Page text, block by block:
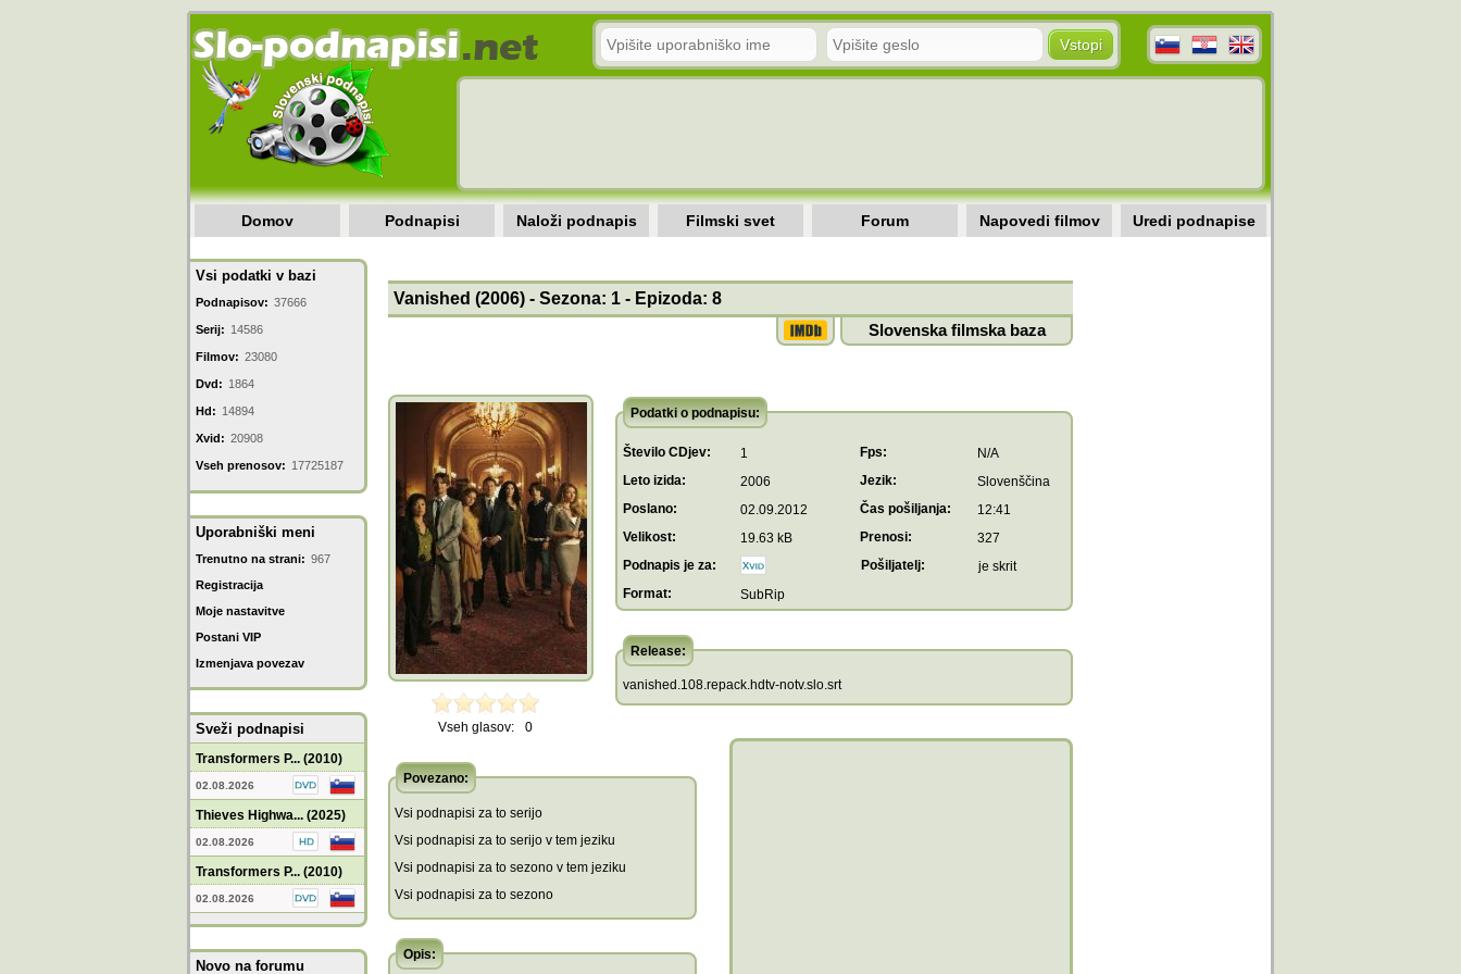
Domov Podnapisi Naloži podnapis Filmski svet Forum Napovedi filmov Uredi podnapise
Vsi podatki v bazi
Podnapisov: 37666
Serij: 14586
Filmov: 23080
Dvd: 1864
Hd: 14894
Xvid: 20908
Vseh prenosov: 17725187
Uporabniški meni
Trenutno na strani: 967
Registracija
Moje nastavitve
Postani VIP
Izmenjava povezav
Sveži podnapisi
Transformers P... (2010)
02.08.2026
Thieves Highwa... (2025)
02.08.2026
Transformers P... (2010)
02.08.2026
Novo na forumu
Vanished (2006) - Sezona: 1 - Epizoda: 8
Slovenska filmska baza
Vseh glasov: 0
Podatki o podnapisu:
Število CDjev: 1 Fps:
N/A
Leto izida:
2006 Jezik:
Slovenščina
Poslano:
02.09.2012 Čas pošiljanja:
12:41
Velikost:
19.63 kB Prenosi:
327
Podnapis je za:
Pošiljatelj:
je skrit
Format:
SubRip
Release:
vanished.108.repack.hdtv-notv.slo.srt
Povezano:
Vsi podnapisi za to serijo
Vsi podnapisi za to serijo v tem jeziku
Vsi podnapisi za to sezono v tem jeziku
Vsi podnapisi za to sezono
Opis: